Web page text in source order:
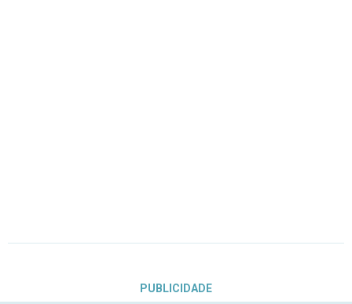
PUBLICIDADE